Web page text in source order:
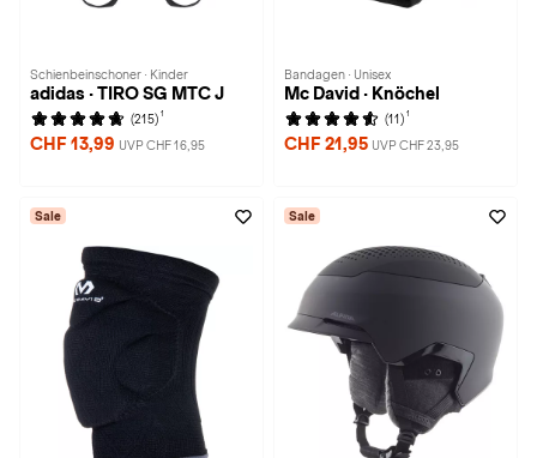
Schienbeinschoner · Kinder
adidas · TIRO SG MTC J
(215) 1
CHF 13,99 UVP CHF 16,95
Bandagen · Unisex
Mc David · Knöchel
(11) 1
CHF 21,95 UVP CHF 23,95
Sale Sale